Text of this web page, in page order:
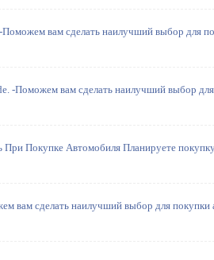
Поможем вам сделать наилучший выбор для
-Поможем вам сделать наилучший выбор
Покупке Автомобиля Планируете
вам сделать наилучший выбор для покупки